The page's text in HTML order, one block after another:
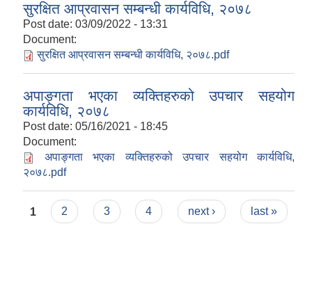
सुरक्षित आप्रवासन सम्बन्धी कार्यविधि, २०७८
Post date: 03/09/2022 - 13:31
Document:
सुरक्षित आप्रवासन सम्बन्धी कार्यविधि, २०७८.pdf
अपाङ्गता भएका व्यक्तिहरुको उपचार सहयोग
कार्यविधि, २०७८
Post date: 05/16/2021 - 18:45
Document:
अपाङ्गता भएका व्यक्तिहरुको उपचार सहयोग कार्यविधि,
२०७८.pdf
Pages
1 2 3 4 next › last »